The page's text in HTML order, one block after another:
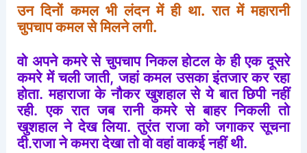
उन दिनों कमल भी लंदन में ही था.रात में महारानी
चुपचापकमलसेमिलनेलगी.
वो अपने कमरे से चुपचाप निकल होटल के ही एक दूसरे
कमरे में चली जाती,जहां कमल उसका इंतजार कर रहा
होता.महाराजा के नौकर खुशहाल से ये बात छिपी नहीं
रही.एक रात जब रानी कमरे से बाहर निकली तो
खुशहाल ने देख लिया.तुरंत राजा को जगाकर सूचना
दी.राजानेकमरादेखातोवोवहांवाकईनहीं थी.